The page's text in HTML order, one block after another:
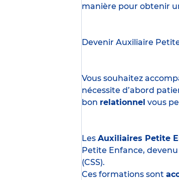
manière pour obtenir
Devenir Auxiliaire
Vous souhaitez
nécessite d’abord
bon relationnel vous
Les Auxiliaires Petite
Petite Enfance,
(CSS).
Ces formations sont